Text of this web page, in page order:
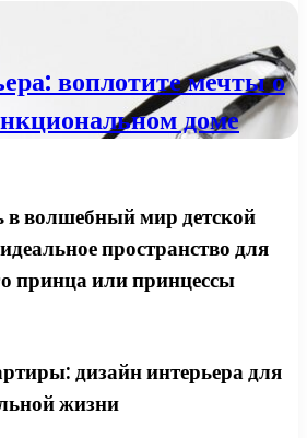
воплотите мечты о
доме
в волшебный мир детской
пространство для
принца или принцессы
дизайн интерьера для
жизни